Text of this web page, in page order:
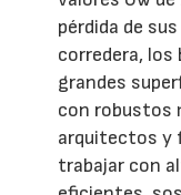
pérdida de
corredera, los
grandes
con robustos
arquitectos y
trabajar con